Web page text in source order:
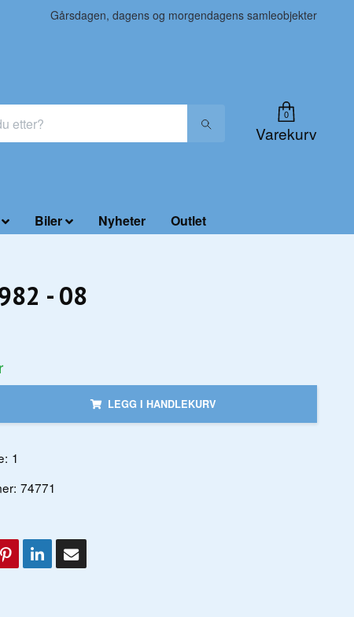
Gårsdagen, dagens og morgendagens samleobjekter
0
Varekurv
Biler Nyheter Outlet
- 08
LEGG I HANDLEKURV
1
74771